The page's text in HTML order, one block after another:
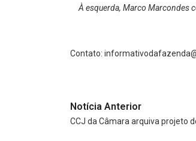
À esquerda, Marco Marcondes
Contato:
Notícia Anterior
CCJ da Câmara arquiva projeto